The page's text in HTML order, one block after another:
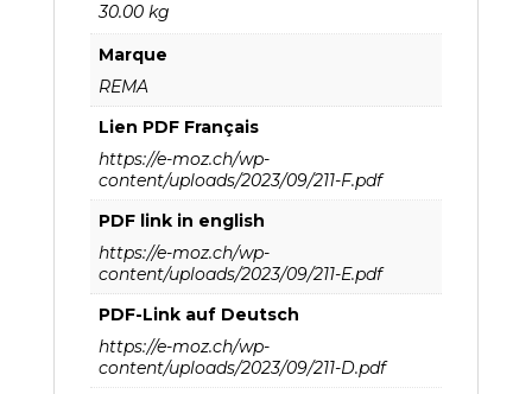
30.00 kg
Marque
REMA
Lien PDF Français
https://e-moz.ch/wp-
content/uploads/2023/09/211-F.pdf
PDF link in english
https://e-moz.ch/wp-
content/uploads/2023/09/211-E.pdf
PDF-Link auf Deutsch
https://e-moz.ch/wp-
content/uploads/2023/09/211-D.pdf